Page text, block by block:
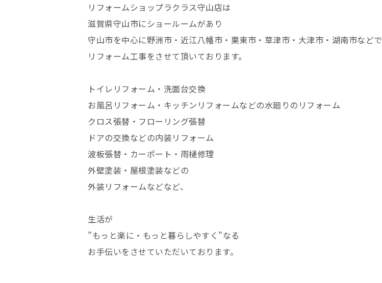
リフォームショップラクラス守山店は
滋賀県守山市にショールームがあり
守山市を中心に野洲市・近江八幡市・栗東市・草津市・大津市・湖南市などで
リフォーム工事をさせて頂いております。
トイレリフォーム・洗面台交換
お風呂リフォーム・キッチンリフォームなどの水廻りのリフォーム
クロス張替・フローリング張替
ドアの交換などの内装リフォーム
波板張替・カーポート・雨樋修理
外壁塗装・屋根塗装などの
外装リフォームなどなど、
生活が
”もっと楽に・もっと暮らしやすく”なる
お手伝いをさせていただいております。